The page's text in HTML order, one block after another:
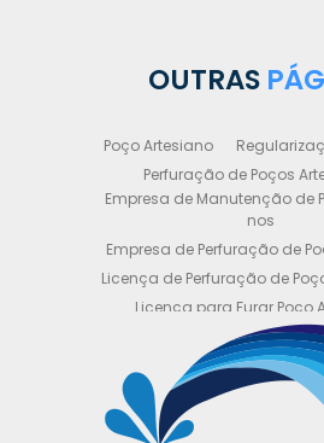
OUTRAS
Poço Artesiano
Perfuração de Poços
Empresa de Manutenção de
nos
Empresa de Perfuração de
Licença de Perfuração de
Licença para Furar Poço
Licença para Perfuração de
Licença para Poço Semi
Manutenção de Poço
Manutenção Preventiva de